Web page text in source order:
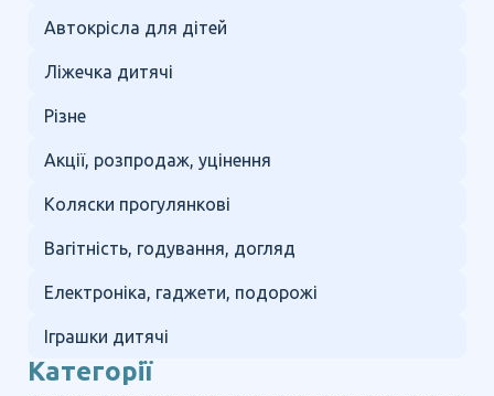
Автокрісла для дітей
Ліжечка дитячі
Різне
Акції, розпродаж, уцінення
Коляски прогулянкові
Вагітність, годування, догляд
Електроніка, гаджети, подорожі
Іграшки дитячі
Категорії